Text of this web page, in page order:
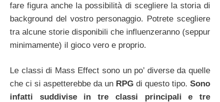
fare figura anche la possibilità di scegliere la storia di
background del vostro personaggio. Potrete scegliere
tra alcune storie disponibili che influenzeranno (seppur
minimamente) il gioco vero e proprio.
Le classi di Mass Effect sono un po’ diverse da quelle
che ci si aspetterebbe da un RPG di questo tipo. Sono
infatti suddivise in tre classi principali e tre